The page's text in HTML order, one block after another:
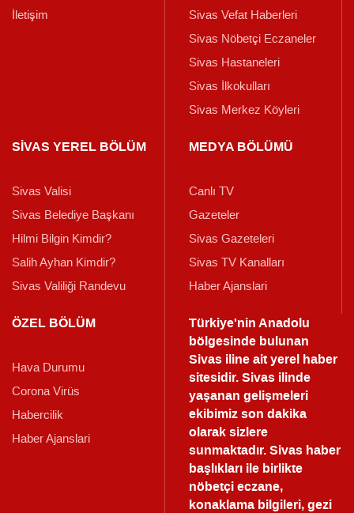
İletişim
Sivas Vefat Haberleri
Sivas Nöbetçi Eczaneler
Sivas Hastaneleri
Sivas İlkokulları
Sivas Merkez Köyleri
SİVAS YEREL BÖLÜM
Sivas Valisi
Sivas Belediye Başkanı
Hilmi Bilgin Kimdir?
Salih Ayhan Kimdir?
Sivas Valiliği Randevu
MEDYA BÖLÜMÜ
Canlı TV
Gazeteler
Sivas Gazeteleri
Sivas TV Kanalları
Haber Ajanslari
ÖZEL BÖLÜM
Hava Durumu
Corona Virüs
Habercilik
Haber Ajanslari
Türkiye'nin Anadolu
bölgesinde bulunan
Sivas iline ait yerel haber
sitesidir. Sivas ilinde
yaşanan gelişmeleri
ekibimiz son dakika
olarak sizlere
sunmaktadır.Sivas haber
başlıkları ile birlikte
nöbetçi eczane,
konaklama bilgileri, gezi